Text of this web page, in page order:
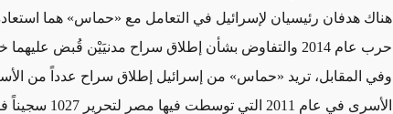
هناك هدفان رئيسيان لإسرائيل في التعامل مع «حماس» هما
حرب عام 2014 والتفاوض بشأن إطلاق سراح مدنيَيْن قُبض عليهما خلال
وفي المقابل،تريد «حماس» من إسرائيل إطلاق سراح عدداً من
الأسرى في عام 2011